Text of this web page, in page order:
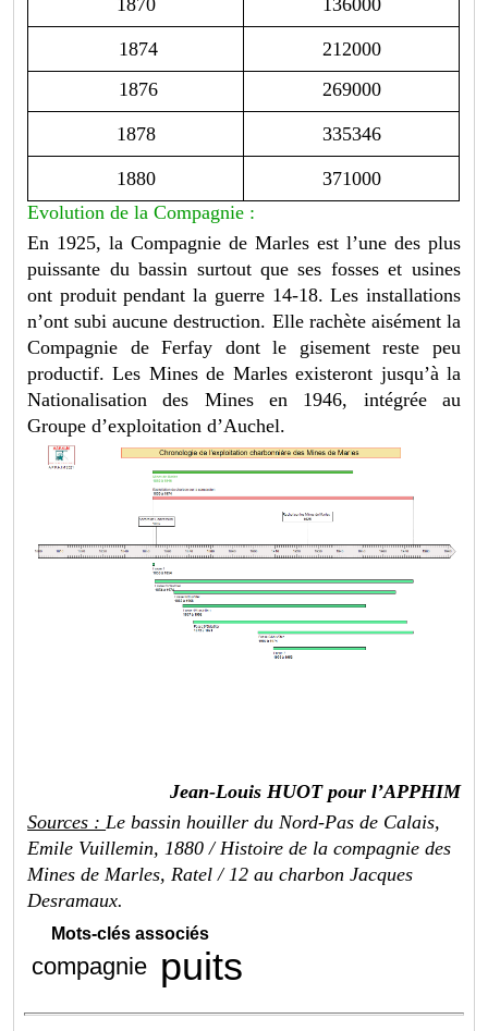
1874
212000
1876
269000
1878 335346
1880
371000
Evolution de la Compagnie :
En 1925, la Compagnie de Marles est l’une des plus
puissante du bassin surtout que ses fosses et usines
ont produit pendant la guerre 14-18. Les installations
n’ont subi aucune destruction. Elle rachète aisément la
Compagnie de Ferfay dont le gisement reste peu
productif. Les Mines de Marles existeront jusqu’à la
Nationalisation des Mines en 1946, intégrée au
Groupe d’exploitation d’Auchel.
Jean-Louis HUOT pour l’APPHIM
Sources :Le bassin houiller du Nord-Pas de Calais,
Emile Vuillemin, 1880 / Histoire de lacompagnie des
Mines de Marles, Ratel / 12 au charbon Jacques
Desramaux.
Mots-clés associés
compagnie puits